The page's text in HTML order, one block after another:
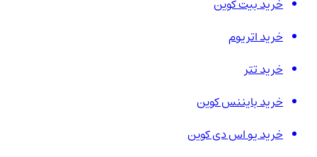
خرید بیت کوین
خرید اتریوم
خرید تتر
خرید بایننس کوین
خرید یو اس دی کوین